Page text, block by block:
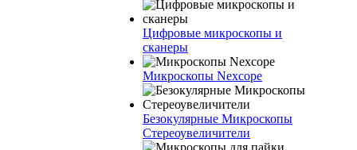
Цифровые микроскопы и
сканеры
Микроскопы Nexcope
Безокулярные Микроскопы
Стереоувеличители